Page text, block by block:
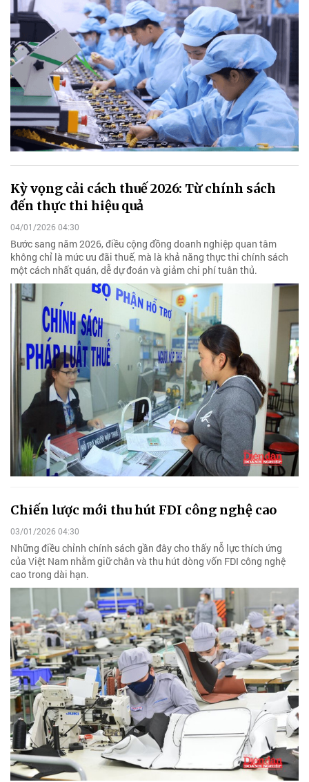
Kỳ vọng cải cách thuế 2026: Từ chính sách
đến thực thi hiệu quả
04/01/2026 04:30
Bước sang năm 2026, điều cộng đồng doanh nghiệp quan tâm
không chỉ là mức ưu đãi thuế, mà là khả năng thực thi chính sách
một cách nhất quán, dễ dự đoán và giảm chi phí tuân thủ.
Chiến lược mới thu hút FDI công nghệ cao
03/01/2026 04:30
Những điều chỉnh chính sách gần đây cho thấy nỗ lực thích ứng
của Việt Nam nhằm giữ chân và thu hút dòng vốn FDI công nghệ
cao trong dài hạn.